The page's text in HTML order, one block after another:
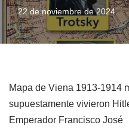
22 de noviembre de 2024
Mapa de Viena 1913-1914
supuestamente vivieron
Emperador Francisco José